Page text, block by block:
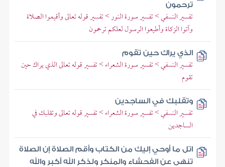
ترحمون
تفسير النسفي > تفسير سورة النور > تفسير قوله تعالى وأقيموا الصلاة
وآتوا الزكاة وأطيعوا الرسول لعلكم ترحمون
الذي يراك حين تقوم
تفسير النسفي > تفسير سورة الشعراء > تفسير قوله تعالى الذي يراك حين
تقوم
وتقلبك في الساجدين
تفسير النسفي > تفسير سورة الشعراء > تفسير قوله تعالى وتقلبك في
الساجدين
اتل ما أوحي إليك من الكتاب وأقم الصلاة إن الصلاة
تنهى عن الفحشاء والمنكر ولذكر الله أكبر والله